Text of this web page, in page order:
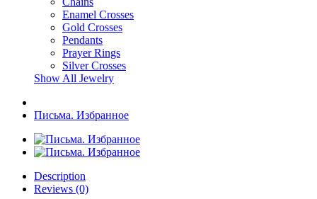
Enamel Crosses
Gold Crosses
Pendants
Prayer Rings
Silver Crosses
Show All Jewelry
Письма. Избранное
Description
Reviews (0)